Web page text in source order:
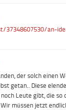
37348607530/an-
der solch einen
getan.. Diese
Leute gibt, die so
müssen jetzt